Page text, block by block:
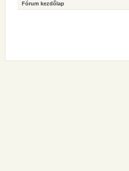
Fórum kezdőlap